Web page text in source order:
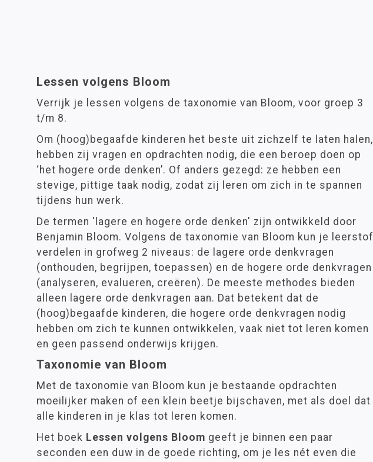
Lessen volgens Bloom
Verrijk je lessen volgens de taxonomie van Bloom, voor groep 3
t/m 8.
Om (hoog)begaafde kinderen het beste uit zichzelf te laten halen,
hebben zij vragen en opdrachten nodig, die een beroep doen op
‘het hogere orde denken’. Of anders gezegd: ze hebben een
stevige, pittige taak nodig, zodat zij leren om zich in te spannen
tijdens hun werk.
De termen 'lagere en hogere orde denken' zijn ontwikkeld door
Benjamin Bloom. Volgens de taxonomie van Bloom kun je leerstof
verdelen in grofweg 2 niveaus: de lagere orde denkvragen
(onthouden, begrijpen, toepassen) en de hogere orde denkvragen
(analyseren, evalueren, creëren). De meeste methodes bieden
alleen lagere orde denkvragen aan. Dat betekent dat de
(hoog)begaafde kinderen, die hogere orde denkvragen nodig
hebben om zich te kunnen ontwikkelen, vaak niet tot leren komen
en geen passend onderwijs krijgen.
Taxonomie van Bloom
Met de taxonomie van Bloom kun je bestaande opdrachten
moeilijker maken of een klein beetje bijschaven, met als doel dat
alle kinderen in je klas tot leren komen.
Het boek Lessen volgens Bloom geeft je binnen een paar
seconden een duw in de goede richting, om je les nét even die